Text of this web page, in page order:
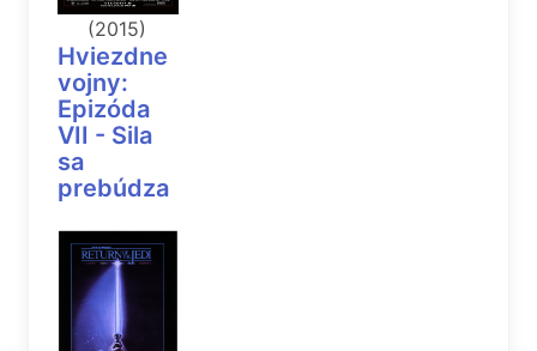
(2015)
Hviezdne
vojny:
Epizóda
VII - Sila
sa
prebúdza